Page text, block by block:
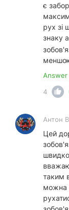
є
рух зі
знаку
Answer
4
Антон
Цей
таким
можна